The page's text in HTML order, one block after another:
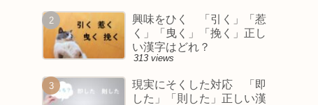
興味をひく 「引く」「惹
く」「曳く」「挽く」正し
い漢字はどれ？
313 views
現実にそくした対応 「即
した」「則した」正しい漢